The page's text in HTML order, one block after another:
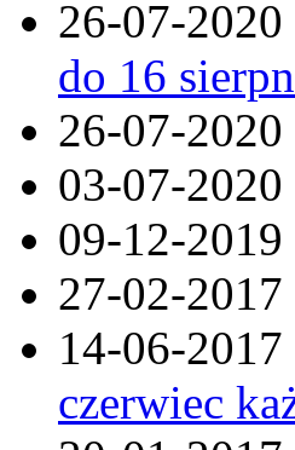
26-07-2020
do 16
26-07-2020
03-07-2020
09-12-2019
27-02-2017
14-06-2017
czerwiec